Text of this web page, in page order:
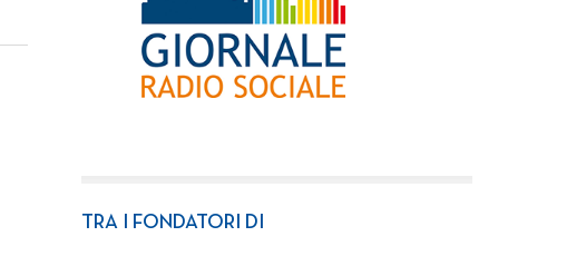
TRA I FONDATORI DI